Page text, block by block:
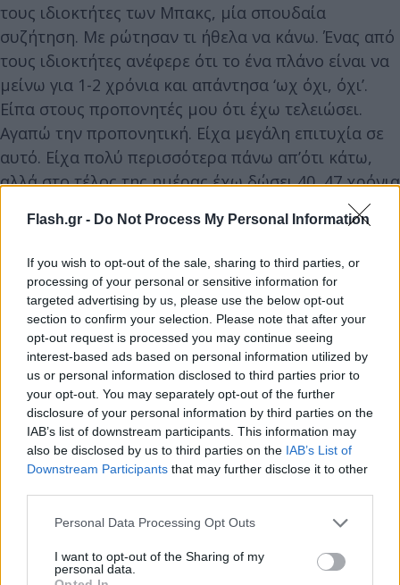
Flash.gr - Do Not Process My Personal Information
If you wish to opt-out of the sale, sharing to third parties, or
processing of your personal or sensitive information for
targeted advertising by us, please use the below opt-out
section to confirm your selection. Please note that after your
opt-out request is processed you may continue seeing
interest-based ads based on personal information utilized by
us or personal information disclosed to third parties prior to
your opt-out. You may separately opt-out of the further
disclosure of your personal information by third parties on the
IAB’s list of downstream participants. This information may
also be disclosed by us to third parties on the IAB’s List of
Downstream Participants that may further disclose it to other
Please note that this website/app uses one or more Google
not limited to your visit or usage behaviour. You may click to
grant or deny consent to Google and its third-party tags to
Personal Data Processing Opt Outs
I want to opt-out of the Sharing of my
personal data.
τους ιδιοκτήτες των Μπακς, μία σπουδαία
συζήτηση. Με ρώτησαν τι ήθελα να κάνω. Ένας από
τους ιδιοκτήτες ανέφερε ότι το ένα πλάνο είναι να
μείνω για 1-2 χρόνια και απάντησα ‘ωχ όχι, όχι’.
Είπα στους προπονητές μου ότι έχω τελειώσει.
Αγαπώ την προπονητική. Είχα μεγάλη επιτυχία σε
αυτό. Είχα πολύ περισσότερα πάνω απ’ότι κάτω,
αλλά στο τέλος της ημέρας έχω δώσει 40, 47 χρόνια
σερί. Και ήθελα ένα διάλειμμα. Για τα εγγόνια μου
και γενικά για τη ζωή. Αλλά αυτή τη στιγμή, μπορώ
να σου πω ότι νομίζω ήταν η ώρα, οπότε θα με
εξέπληττε αν προπονούσα άλλο ένα παιχνίδι»,
δήλωσε χαρακτηριστικά.
"I think it was time."@BillSimmonsasks Doc Rivers
if he believes he's done with coaching after
stepping down as head coach of the Bucks.
pic.twitter.com/NzjkAZ2VPU
— The Ringer (@ringer)April 17, 2026
Η καριέρα του ως παίκτης και ως προπονητής
θρυλικούΝτομινίκ Γουίλκινςστους Ατλάντα